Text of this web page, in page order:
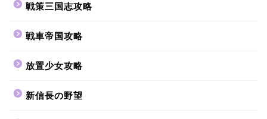
戦策三国志攻略
戦車帝国攻略
放置少女攻略
新信長の野望